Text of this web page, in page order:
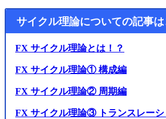
サイクル理論についての記事は
FX サイクル理論とは！？
FX サイクル理論① 構成編
FX サイクル理論② 周期編
FX サイクル理論③ トランスレーシ